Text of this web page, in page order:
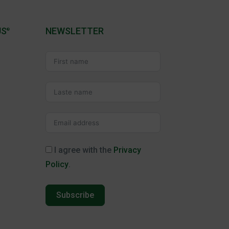
® NEWSLETTER
I agree with the Privacy
Policy
Subscribe